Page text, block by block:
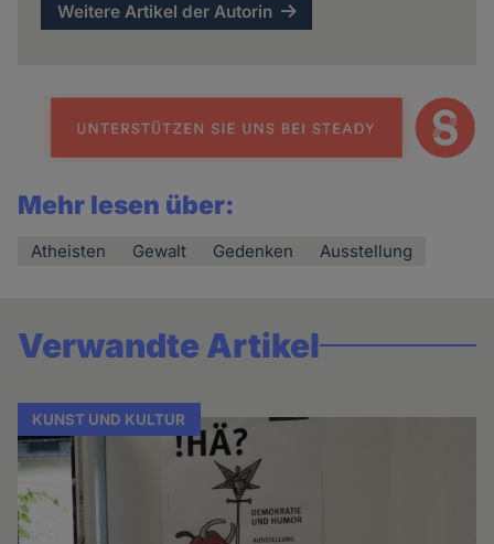
Weitere Artikel der Autorin
Mehr lesen über:
Atheisten Gewalt Gedenken Ausstellung
Verwandte Artikel
KUNST UND KULTUR